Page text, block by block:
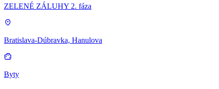
ZELENÉ ZÁLUHY 2. fáza
Bratislava-Dúbravka, Hanulova
Byty